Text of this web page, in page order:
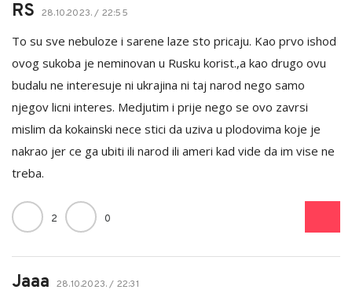
RS 28.10.2023. / 22:55
To su sve nebuloze i sarene laze sto pricaju. Kao prvo ishod
ovog sukoba je neminovan u Rusku korist.,a kao drugo ovu
budalu ne interesuje ni ukrajina ni taj narod nego samo
njegov licni interes. Medjutim i prije nego se ovo zavrsi
mislim da kokainski nece stici da uziva u plodovima koje je
nakrao jer ce ga ubiti ili narod ili ameri kad vide da im vise ne
treba.
2 0
Jaaa 28.10.2023. / 22:31